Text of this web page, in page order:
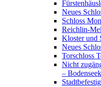
Neues
Schloss
Reichlin-
Kloster und
Neues
Torschloss
Nicht
–